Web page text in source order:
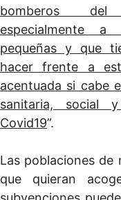
bomberos del
especialmente a
pequeñas y que
hacer frente a
acentuada si cabe
sanitaria, social
Covid19”.
Las poblaciones de
que quieran